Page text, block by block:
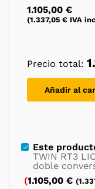
1.105,00 €
(1.337,05 € IVA
Precio total:
Añadir al
Este
TWIN RT3
doble
(1.105,00 € (